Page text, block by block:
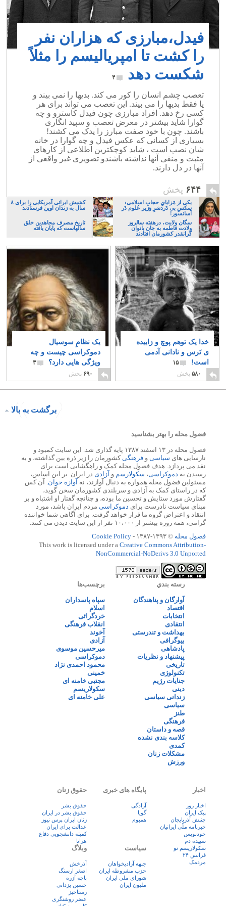
فیدل،مبارزی که هزاران نفر
را کشت تا امپریالیسم را مثلاً
شکست دهد
۴
تعصب چشم انسان را کور می کند. بدیها را نمی بیند و
یا فقط بدیها را می بیند. این تعصب می تواند برای هر
کسی رخ دهد. افراد مبارزی چون فیدل کاسترو و چه
گوارا شاید بیشتر در معرض تعصب و سپید انگاری
باشند. چون با خود صفت مبارز را یدک می کشند!
بسیاری از کسانی که عکس فیدل و چه گوارا در خانه
شان نصب است ، شاید کوچکترین اطلاعی از کارهای
مثبت و منفی آنها نداشته باشندو تصویری غیر واقعی از
آنها در دل دارند.
۶۴۴ پخش
یکی از مَزایایِ حجابِ اسلامی:
سکسِ بی دَردسَرِ وَزیر عُلوم دَر
آسانسور!
کشیش ایرانی آمریکایی را برای ۸
سال به زندان اوین فرستادند
سگان ولایت، درهفته سالروز
ولادت فاطمه به جان بانوان
گرانقدر کشورمان افتادند
تاریخ مصرف مجاهدین خلق
سالهاست که پایان یافته
خدا یک توهم پوچ و زاییده
ی تَرس و نادانی آدمی
است!
۱۵
۵۸۰ پخش
یک نظامِ سوسیال
دموکراسی چیست و چه
ویژگی هایی دارد؟
۳
۶۹۰ پخش
برگشت به بالا
فضول محله را بهتر بشناسید
فضول محله در ۱۳ اسفند ۱۳۸۷ پایه گذاری شد. این سایت کمبود و
نارسایی های سیاسی و فرهنگی کشورمان را زیر ذره بین گذاشته، و به
نقد می پردازد. هدف فضول محله کمک و راهگشایی است برای
رسیدن به دموکراسی، سکولارسم و آزادی در ایران. بر این اساس،
مسئولین فضول محله همواره به دنبال آوازند، نه آوازه خوان . آن کس
که در راستای کمک به آزادی و سربلندی کشورمان سخن گوید،
گفتارش مورد ستایش و تحسین ما بوده، و چنانچه گفتار او اشتباه و بر
مبنای سیاست نادرست برای دموکراسی مردم ایران باشد، مورد
انتقاد و اعتراض گروه ما قرار خواهد گرفت. برای آگاهی شما خواننده
گرامی، همه روزه بیشتر از ۱۰،۰۰۰ نفر از این سایت دیدن می کنند.
فضول محله © ۱۳۹۳-۱۳۸۷ -
Cookie Policy
This work is licensed under a Creative Commons Attribution-
NonCommercial-NoDerivs 3.0 Unported
رسته بندي
آوارگان و پناهندگان
اقتصاد
انتخابات
انتقادی
بهداشت و تندرستی
بیوگرافی
پادشاهی
پیشنهاد و نظریات
تاریخی
تکنولوژی
جنایات رژیم
دینی
زندانی سیاسی
سیاسی
طنز
فرهنگی
قصه و داستان
کلاسه بندی نشده
کمدی
مشکلات زنان
ورزش
برچسب‌ها
سپاه پاسداران
اسلام
خردگرائی
انقلاب فرهنگی
آخوند
آزادی
میرحسین موسوی
دموکراسی
محمود احمدی نژاد
خمینی
مجتبی خامنه ای
سکولاریسم
علی خامنه ای
اخبار
اخبار روز
پيک ايران
جنبش آذربایجان
خبرنامه ملّی ایرانیان
خودنویس
سپیده دم
سکولاریسم نو
فرانس ۲۴
مردمک
پایگاه های خبری
آزادگی
گویا
همبوم
حقوق زنان
حقوق بشر
حقوق بشر در ایران
زنان ايران پرس نيوز
عدالت برای ایران
کمیته دانشجویی دفاع
هرانا
سیاست
جبهه آزادیخواهان
حزب مشروطه ایران
شورای ملی ایران
ملیون ایران
وبلاگ
آذرخش
اصغر ارسنگ
باچه آزره
حسین یزدانی
رستاخیز
عضر روشنگری